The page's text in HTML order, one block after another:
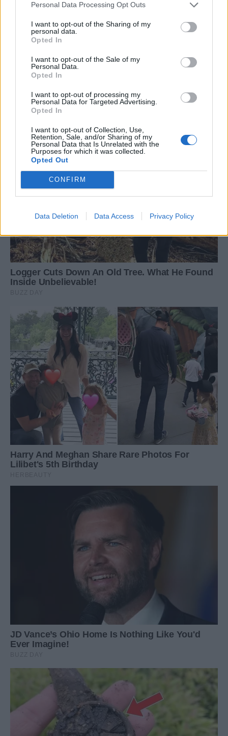
Personal Data Processing Opt Outs
I want to opt-out of the Sharing of my
personal data.
Opted In
I want to opt-out of the Sale of my
Personal Data.
Opted In
I want to opt-out of processing my
Personal Data for Targeted Advertising.
Opted In
I want to opt-out of Collection, Use,
Retention, Sale, and/or Sharing of my
Personal Data that Is Unrelated with the
Purposes for which it was collected.
Opted Out
CONFIRM
Data Deletion Data Access Privacy Policy